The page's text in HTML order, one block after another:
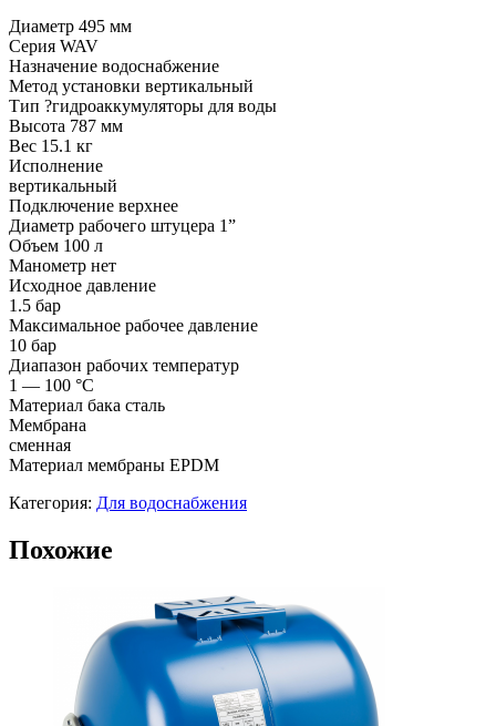
Диаметр 495 мм
Серия WAV
Назначение водоснабжение
Метод установки вертикальный
Тип ?гидроаккумуляторы для воды
Высота 787 мм
Вес 15.1 кг
Исполнение
вертикальный
Подключение верхнее
Диаметр рабочего штуцера 1”
Объем 100 л
Манометр нет
Исходное давление
1.5 бар
Максимальное рабочее давление
10 бар
Диапазон рабочих температур
1 — 100 °C
Материал бака сталь
Мембрана
сменная
Материал мембраны EPDM
Категория: Для водоснабжения
Похожие